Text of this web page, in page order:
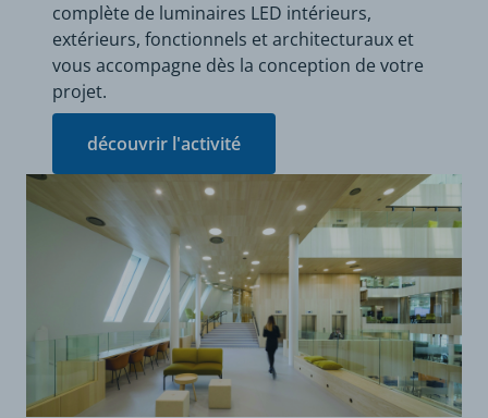
complète de luminaires LED intérieurs,
extérieurs, fonctionnels et architecturaux et
vous accompagne dès la conception de votre
projet.
découvrir l'activité